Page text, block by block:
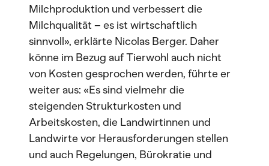
Milchproduktion und verbessert die
Milchqualität – es ist wirtschaftlich
sinnvoll», erklärte Nicolas Berger. Daher
könne im Bezug auf Tierwohl auch nicht
von Kosten gesprochen werden, führte er
weiter aus: «Es sind vielmehr die
steigenden Strukturkosten und
Arbeitskosten, die Landwirtinnen und
Landwirte vor Herausforderungen stellen
und auch Regelungen, Bürokratie und